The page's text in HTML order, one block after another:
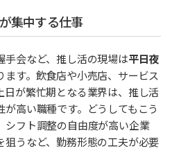
集中する仕事
手会など、推し活の現場は平日夜
ます。飲食店や小売店、サービス
日が繁忙期となる業界は、推し活
高い職種です。どうしてもこう
シフト調整の自由度が高い企業
狙うなど、勤務形態の工夫が必要